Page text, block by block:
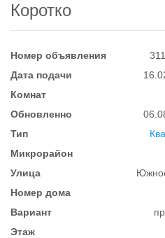
Коротко
Номер объявления
Дата подачи
Комнат
Обновленно
Тип
Микрорайон
Улица
Номер дома
Вариант
Этаж